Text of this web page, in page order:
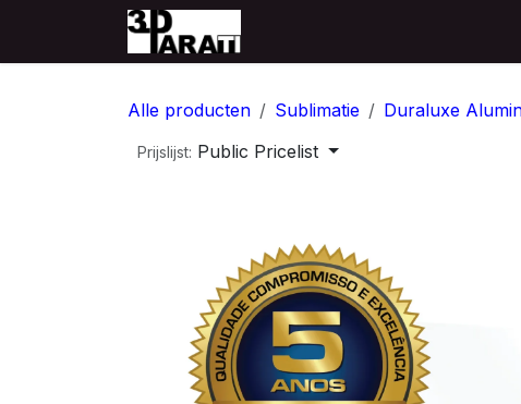
Overslaan naar inhoud
Alle producten Sublimatie Duraluxe
Prijslijst: Public Pricelist